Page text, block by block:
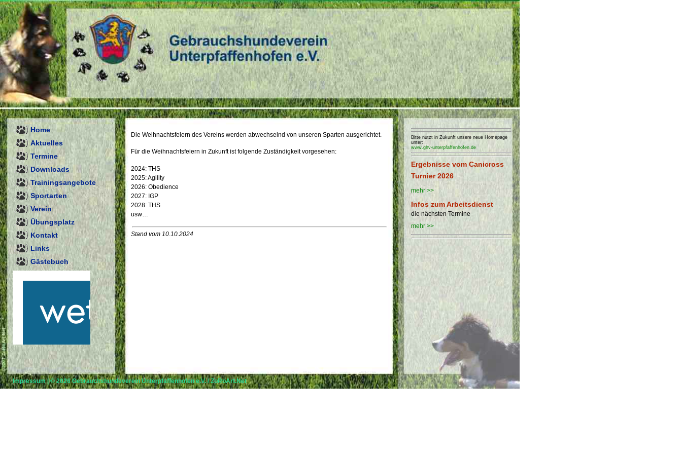
Home
Aktuelles
Termine
Downloads
Trainingsangebote
Sportarten
Verein
Übungsplatz
Kontakt
Links
Gästebuch
Bitte nutzt in Zukunft unsere neue Homepage
unter:
www.ghv-unterpfaffenhofen.de
Ergebnisse vom Canicross
Turnier 2026
mehr >>
Infos zum Arbeitsdienst
die nächsten Termine
mehr >>
Die Weihnachtsfeiern des Vereins werden abwechselnd von unseren Sparten ausgerichtet.
Für die Weihnachtsfeiern in Zukunft ist folgende Zuständigkeit vorgesehen:
2024: THS
2025: Agility
2026: Obedience
2027: IGP
2028: THS
usw…
Stand vom 10.10.2024
Impressum| © 2026Gebrauchshundeverein Unterpfaffenhofen e.V./ZoRoArt.Net